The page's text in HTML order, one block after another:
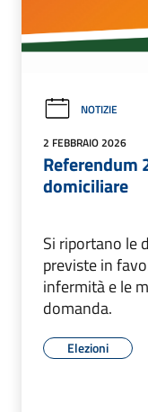
NOTIZIE
2 FEBBRAIO 2026
Referendum
domiciliare
Si riportano le
previste in
infermità e le
domanda.
Elezioni